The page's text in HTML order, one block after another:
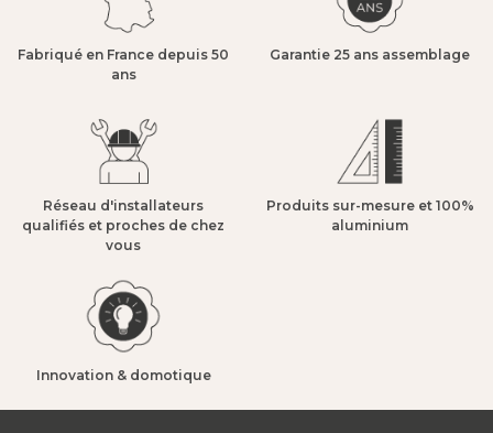
Fabriqué en France depuis 50
ans​
Garantie 25 ans assemblage​
Réseau d'installateurs
qualifiés et proches de chez
vous​
Produits sur-mesure et 100%
aluminium​
Innovation & domotique​